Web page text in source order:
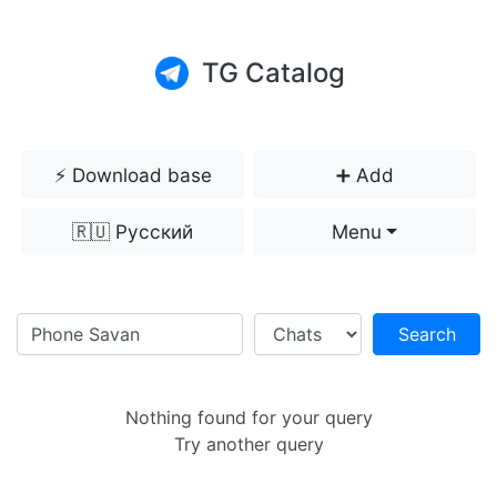
TG Catalog
⚡️ Download base ➕ Add
🇷🇺 Русский Menu
Search
Nothing found for your query
Try another query